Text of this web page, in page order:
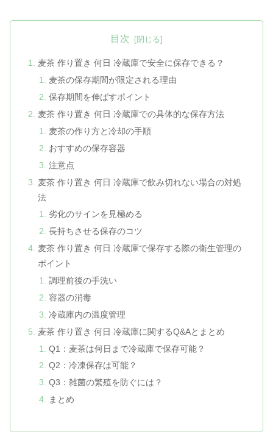
目次
麦茶 作り置き 何日 冷蔵庫で安全に保存できる？
麦茶の保存期間が限定される理由
保存期間を伸ばすポイント
麦茶 作り置き 何日 冷蔵庫での具体的な保存方法
麦茶の作り方と冷却の手順
おすすめの保存容器
注意点
麦茶 作り置き 何日 冷蔵庫で飲み切れない場合の対処
法
劣化のサインを見極める
長持ちさせる保存のコツ
麦茶 作り置き 何日 冷蔵庫で保存する際の衛生管理の
ポイント
調理前後の手洗い
容器の消毒
冷蔵庫内の温度管理
麦茶 作り置き 何日 冷蔵庫に関するQ&Aとまとめ
Q1：麦茶は何日まで冷蔵庫で保存可能？
Q2：冷凍保存は可能？
Q3：雑菌の繁殖を防ぐには？
まとめ